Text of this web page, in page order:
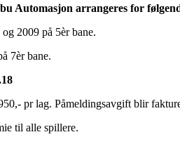
Automasjon arrangeres for
2009 på 5èr bane.
7èr bane.
pr lag. Påmeldingsavgift blir
til alle spillere.